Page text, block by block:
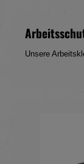
Unsere